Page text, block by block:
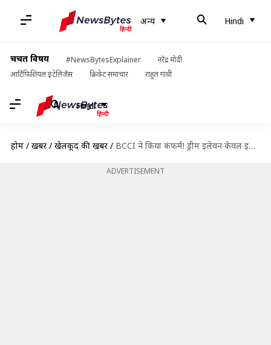
अन्य Hindi
चर्चित विषय #NewsBytesExplainer
नरेंद्र मोदी
आर्टिफिशियल इंटेलिजेंस
क्रिकेट समाचार राहुल गांधी
Hindi
होम / खबरें / खेलकूद की खबरें / BCCI ने किया कंफर्म! ड्रीम इलेवन केवल इस साल होगी IPL की टाइटल स्पॉन्सर
ADVERTISEMENT